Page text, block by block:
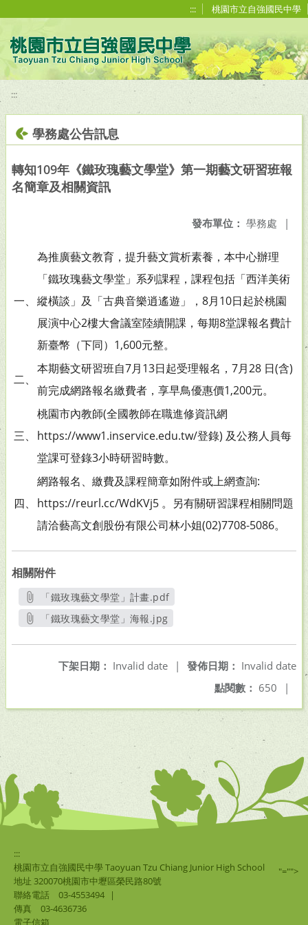
::: 桃園市立自強國民中學
:::
學務處公告訊息
轉知109年《鐵玫瑰藝文學堂》第一期藝文研習班報
名簡章及相關資訊
發布單位： 學務處 |
一、
為推廣藝文教育，提升藝文賞析素養，本中心辦理
「鐵玫瑰藝文學堂」系列課程，課程包括「西洋美術
縱橫談」及「古典音樂逍遙遊」，8月10日起於桃園
展演中心2樓大會議室陸續開課，每期8堂課報名費計
新臺幣（下同）1,600元整。
二、
本期藝文研習班自7月13日起受理報名，7月28 日(含)
前完成網路報名繳費者，享早鳥優惠價1,200元。
三、
桃園市內教師(全國教師在職進修資訊網
https://www1.inservice.edu.tw/登錄) 及公務人員每
堂課可登錄3小時研習時數。
四、
網路報名、繳費及課程簡章如附件或上網查詢:
https://reurl.cc/WdKVj5 。另有關研習課程相關問題
請洽藝高文創股份有限公司林小姐(02)7708-5086。
相關附件
「鐵玫瑰藝文學堂」計畫.pdf
另開新視窗
「鐵玫瑰藝文學堂」海報.jpg
發佈日期： Invalid date
下架日期： Invalid date
|
點閱數： 650 |
:::
桃園市立自強國民中學 Taoyuan Tzu Chiang Junior High School
地址 320070桃園市中壢區榮民路80號
聯絡電話
03-4553494
|
傳真
03-4636736
電子信箱
"="">